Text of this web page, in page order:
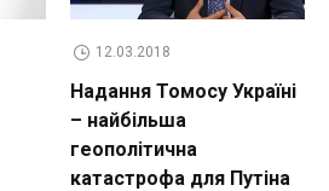
12.03.2018
Надання Томосу Україні
– найбільша
геополітична
катастрофа для Путіна